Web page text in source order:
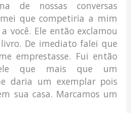
de nossas conversas
que competiria a mim
você. Ele então exclamou
De imediato falei que
emprestasse. Fui então
que mais que um
daria um exemplar pois
sua casa. Marcamos um